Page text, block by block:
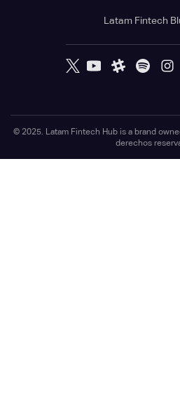
Latam Fintech
© 2025. Latam Fintech Hub is a brand
derechos